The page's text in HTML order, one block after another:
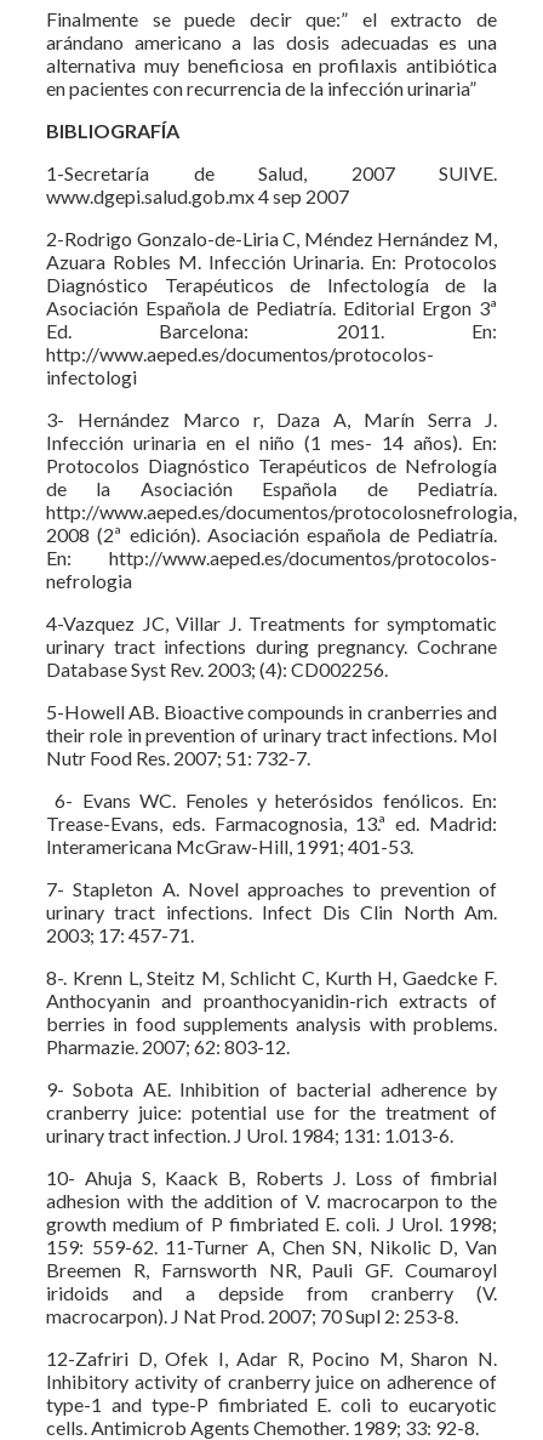
Finalmente se puede decir que:” el extracto de
arándano americano a las dosis adecuadas es una
alternativa muy beneficiosa en profilaxis antibiótica
en pacientes con recurrencia de la infección urinaria”
BIBLIOGRAFÍA
1-Secretaría de Salud, 2007 SUIVE.
www.dgepi.salud.gob.mx 4 sep 2007
2-Rodrigo Gonzalo-de-Liria C, Méndez Hernández M,
Azuara Robles M. Infección Urinaria. En: Protocolos
Diagnóstico Terapéuticos de Infectología de la
Asociación Española de Pediatría. Editorial Ergon 3ª
Ed. Barcelona: 2011. En:
http://www.aeped.es/documentos/protocolos-
infectologi
3- Hernández Marco r, Daza A, Marín Serra J.
Infección urinaria en el niño (1 mes- 14 años). En:
Protocolos Diagnóstico Terapéuticos de Nefrología
de la Asociación Española de Pediatría.
http://www.aeped.es/documentos/protocolosnefrologia,
2008 (2ª edición). Asociación española de Pediatría.
En: http://www.aeped.es/documentos/protocolos-
nefrologia
4-Vazquez JC, Villar J. Treatments for symptomatic
urinary tract infections during pregnancy. Cochrane
Database Syst Rev. 2003; (4): CD002256.
5-Howell AB. Bioactive compounds in cranberries and
their role in prevention of urinary tract infections. Mol
Nutr Food Res. 2007; 51: 732-7.
6- Evans WC. Fenoles y heterósidos fenólicos. En:
Trease-Evans, eds. Farmacognosia, 13.ª ed. Madrid:
Interamericana McGraw-Hill, 1991; 401-53.
7- Stapleton A. Novel approaches to prevention of
urinary tract infections. Infect Dis Clin North Am.
2003; 17: 457-71.
8-. Krenn L, Steitz M, Schlicht C, Kurth H, Gaedcke F.
Anthocyanin and proanthocyanidin-rich extracts of
berries in food supplements analysis with problems.
Pharmazie. 2007; 62: 803-12.
9- Sobota AE. Inhibition of bacterial adherence by
cranberry juice: potential use for the treatment of
urinary tract infection. J Urol. 1984; 131: 1.013-6.
10- Ahuja S, Kaack B, Roberts J. Loss of fimbrial
adhesion with the addition of V. macrocarpon to the
growth medium of P fimbriated E. coli. J Urol. 1998;
159: 559-62. 11-Turner A, Chen SN, Nikolic D, Van
Breemen R, Farnsworth NR, Pauli GF. Coumaroyl
iridoids and a depside from cranberry (V.
macrocarpon). J Nat Prod. 2007; 70 Supl 2: 253-8.
12-Zafriri D, Ofek I, Adar R, Pocino M, Sharon N.
Inhibitory activity of cranberry juice on adherence of
type-1 and type-P fimbriated E. coli to eucaryotic
cells. Antimicrob Agents Chemother. 1989; 33: 92-8.